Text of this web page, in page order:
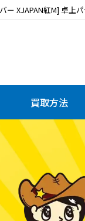
ー XJAPAN紅M] 卓上
買取方法